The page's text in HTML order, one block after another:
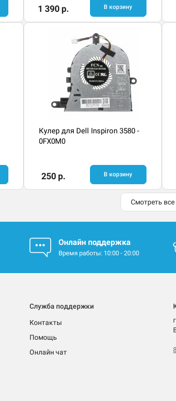
1 390 р. В корзину
Кулер для Dell Inspiron 3580 -
0FX0M0
250 р. В корзину
Смотреть
Онлайн поддержка
Время работы: 10:00 - 20:00
Служба поддержки
Контакты
Помощь
Онлайн чат